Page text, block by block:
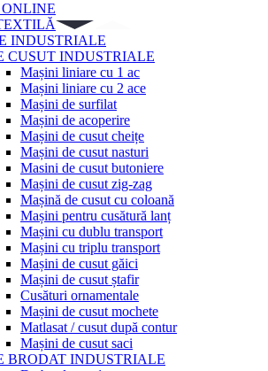
INDUSTRIALE
CUSUT INDUSTRIALE
Mașini liniare cu 1 ac
Mașini liniare cu 2 ace
Mașini de surfilat
Mașini de acoperire
Mașini de cusut cheițe
Mașini de cusut nasturi
Masini de cusut butoniere
Mașini de cusut zig-zag
Mașină de cusut cu coloană
Mașini pentru cusătură lanț
Mașini cu dublu transport
Mașini cu triplu transport
Mașini de cusut găici
Mașini de cusut ștafir
Cusături ornamentale
Mașini de cusut mochete
Matlasat / cusut după contur
Mașini de cusut saci
BRODAT INDUSTRIALE